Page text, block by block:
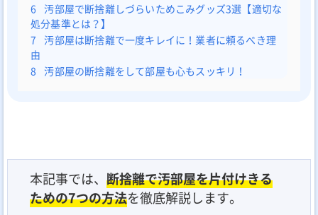
6
汚部屋で断捨離しづらいためこみグッズ3選【適切な
処分基準とは？】
7
汚部屋は断捨離で一度キレイに！業者に頼るべき理
由
8
汚部屋の断捨離をして部屋も心もスッキリ！
本記事では、 断捨離で汚部屋を片付けきる
ための7つの方法を徹底解説します。